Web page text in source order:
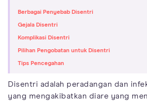
Berbagai Penyebab Disentri
Gejala Disentri
Komplikasi Disentri
Pilihan Pengobatan untuk Disentri
Tips Pencegahan
Disentri adalah peradangan dan
yang mengakibatkan diare yang